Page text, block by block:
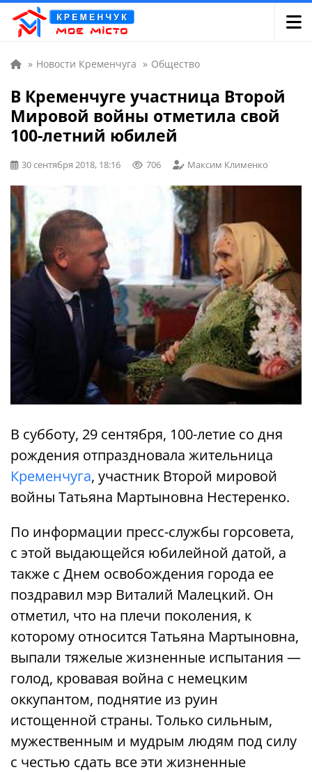
» Новости Кременчуга » Общество
В Кременчуге участница Второй
Мировой войны отметила свой
100-летний юбилей
30 сентября 2018, 18:16 706 Максим Клименко
В субботу, 29 сентября, 100-летие со дня
рождения отпраздновала жительница
Кременчуга, участник Второй мировой
войны Татьяна Мартыновна Нестеренко.
По информации пресс-службы горсовета,
с этой выдающейся юбилейной датой, а
также с Днем освобождения города ее
поздравил мэр Виталий Малецкий. Он
отметил, что на плечи поколения, к
которому относится Татьяна Мартыновна,
выпали тяжелые жизненные испытания —
голод, кровавая война с немецким
оккупантом, поднятие из руин
истощенной страны. Только сильным,
мужественным и мудрым людям под силу
с честью сдать все эти жизненные